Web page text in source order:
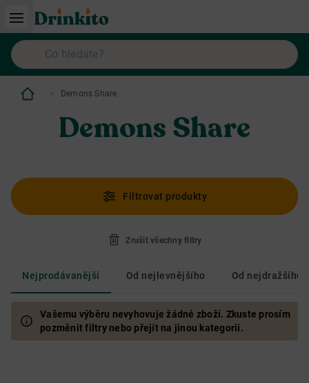
Demons Share
Demons Share
Filtrovat produkty
Zrušit všechny filtry
Nejprodávanější Od nejlevnějšího Od nejdražšího
Vašemu výběru nevyhovuje žádné zboží. Zkuste prosím
pozměnit filtry nebo přejít na jinou kategorii.